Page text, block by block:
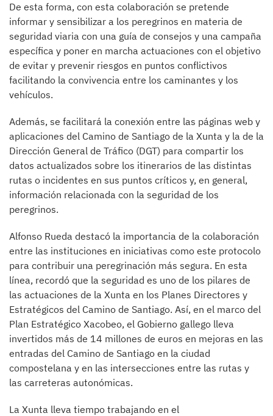
De esta forma, con esta colaboración se pretende
informar y sensibilizar a los peregrinos en materia de
seguridad viaria con una guía de consejos y una campaña
específica y poner en marcha actuaciones con el objetivo
de evitar y prevenir riesgos en puntos conflictivos
facilitando la convivencia entre los caminantes y los
vehículos.
Además, se facilitará la conexión entre las páginas web y
aplicaciones del Camino de Santiago de la Xunta y la de la
Dirección General de Tráfico (DGT) para compartir los
datos actualizados sobre los itinerarios de las distintas
rutas o incidentes en sus puntos críticos y, en general,
información relacionada con la seguridad de los
peregrinos.
Alfonso Rueda destacó la importancia de la colaboración
entre las instituciones en iniciativas como este protocolo
para contribuir una peregrinación más segura. En esta
línea, recordó que la seguridad es uno de los pilares de
las actuaciones de la Xunta en los Planes Directores y
Estratégicos del Camino de Santiago. Así, en el marco del
Plan Estratégico Xacobeo, el Gobierno gallego lleva
invertidos más de 14 millones de euros en mejoras en las
entradas del Camino de Santiago en la ciudad
compostelana y en las intersecciones entre las rutas y
las carreteras autonómicas.
La Xunta lleva tiempo trabajando en el